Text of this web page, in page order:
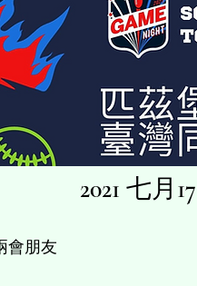
2021 七月
會朋友